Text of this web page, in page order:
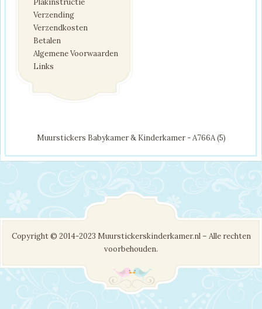
Plakinstructie
Verzending
Verzendkosten
Betalen
Algemene Voorwaarden
Links
Muurstickers Babykamer & Kinderkamer - A766A (5)
Copyright © 2014-2023 Muurstickerskinderkamer.nl – Alle rechten
voorbehouden.